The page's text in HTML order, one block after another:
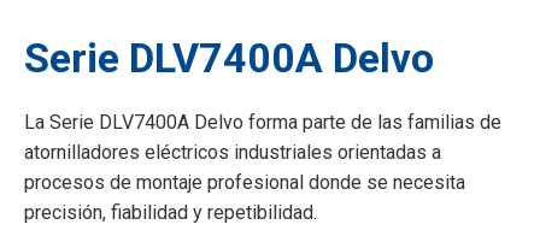
Serie DLV7400A Delvo
La Serie DLV7400A Delvo forma parte de las familias de
atornilladores eléctricos industriales orientadas a
procesos de montaje profesional donde se necesita
precisión, fiabilidad y repetibilidad.